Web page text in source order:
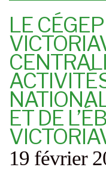
LE
ET DE
19 février